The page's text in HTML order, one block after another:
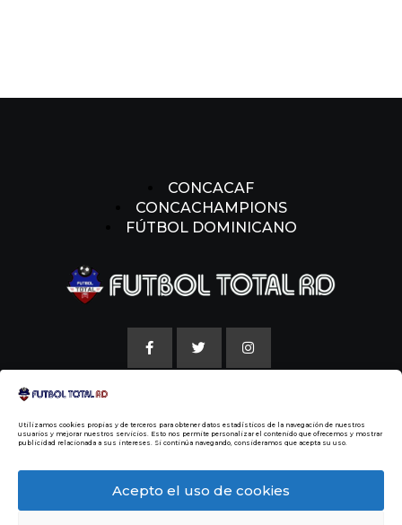
Utilizamos cookies propias y de terceros para obtener datos estadísticos de la navegación de nuestros
usuarios y mejorar nuestros servicios. Esto nos permite personalizar el contenido que ofrecemos y mostrar
publicidad relacionada a sus intereses. Si continúa navegando, consideramos que acepta su uso.
Acepto el uso de cookies
CONCACAF
CONCACHAMPIONS
FÚTBOL DOMINICANO
POLITICAS DE COOKIE